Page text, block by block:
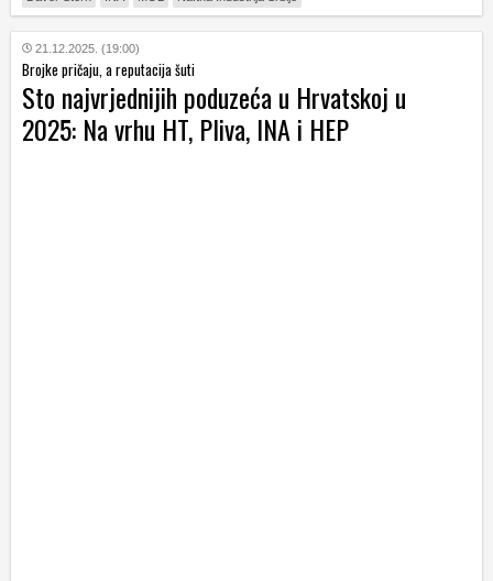
21.12.2025. (19:00)
Brojke pričaju, a reputacija šuti
Sto najvrjednijih poduzeća u Hrvatskoj u
2025: Na vrhu HT, Pliva, INA i HEP